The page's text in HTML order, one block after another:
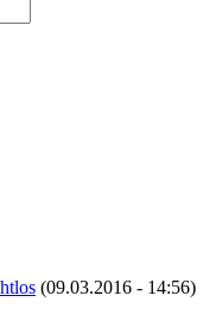
(09.03.2016 - 14:56)